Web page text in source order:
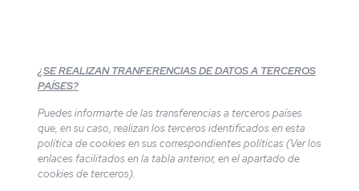
¿SE REALIZAN TRANFERENCIAS DE DATOS A TERCEROS
PAÍSES?
Puedes informarte de las transferencias a terceros países
que, en su caso, realizan los terceros identificados en esta
política de cookies en sus correspondientes políticas (Ver los
enlaces facilitados en la tabla anterior, en el apartado de
cookies de terceros).